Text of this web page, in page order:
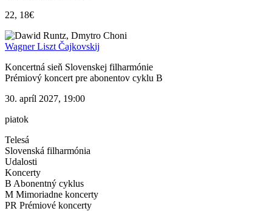
22, 18€
Wagner Liszt Čajkovskij
Koncertná sieň Slovenskej filharmónie
Prémiový koncert pre abonentov cyklu B
30. apríl 2027, 19:00
piatok
Telesá
Slovenská filharmónia
Udalosti
Koncerty
B Abonentný cyklus
M Mimoriadne koncerty
PR Prémiové koncerty